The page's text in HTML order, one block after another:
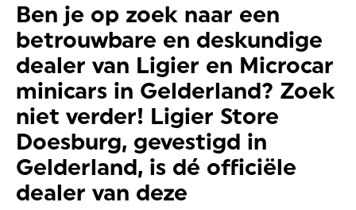
Ben je op zoek naar een
betrouwbare en deskundige
dealer van Ligier en Microcar
minicars in Gelderland? Zoek
niet verder! Ligier Store
Doesburg, gevestigd in
Gelderland, is dé officiële
dealer van deze